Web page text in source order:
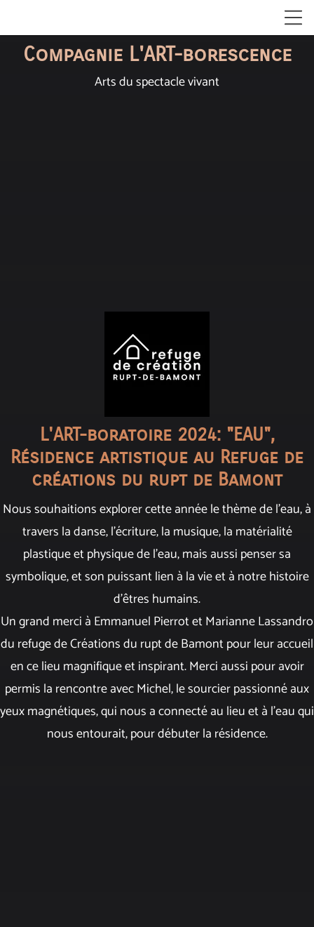
Compagnie L'ART-borescence
Arts du spectacle vivant
L'ART-boratoire 2024: "EAU",
Résidence artistique au Refuge de
créations du rupt de Bamont
Nous souhaitions explorer cette année le thème de l’eau, à
travers la danse, l’écriture, la musique, la matérialité
plastique et physique de l’eau, mais aussi penser sa
symbolique, et son puissant lien à la vie et à notre histoire
d’êtres humains.
Un grand merci à Emmanuel Pierrot et Marianne Lassandro
du refuge de Créations du rupt de Bamont pour leur accueil
en ce lieu magnifique et inspirant. Merci aussi pour avoir
permis la rencontre avec Michel, le sourcier passionné aux
yeux magnétiques, qui nous a connecté au lieu et à l'eau qui
nous entourait, pour débuter la résidence.